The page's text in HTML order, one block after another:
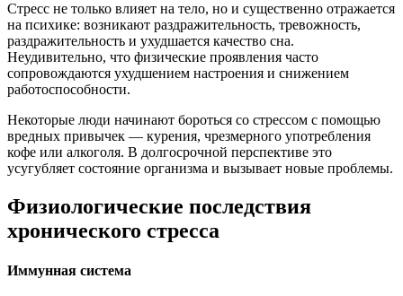
Стресс не только влияет на тело, но и существенно отражается
на психике: возникают раздражительность, тревожность,
раздражительность и ухудшается качество сна.
Неудивительно, что физические проявления часто
сопровождаются ухудшением настроения и снижением
работоспособности.
Некоторые люди начинают бороться со стрессом с помощью
вредных привычек — курения, чрезмерного употребления
кофе или алкоголя. В долгосрочной перспективе это
усугубляет состояние организма и вызывает новые проблемы.
Физиологические последствия
хронического стресса
Иммунная система